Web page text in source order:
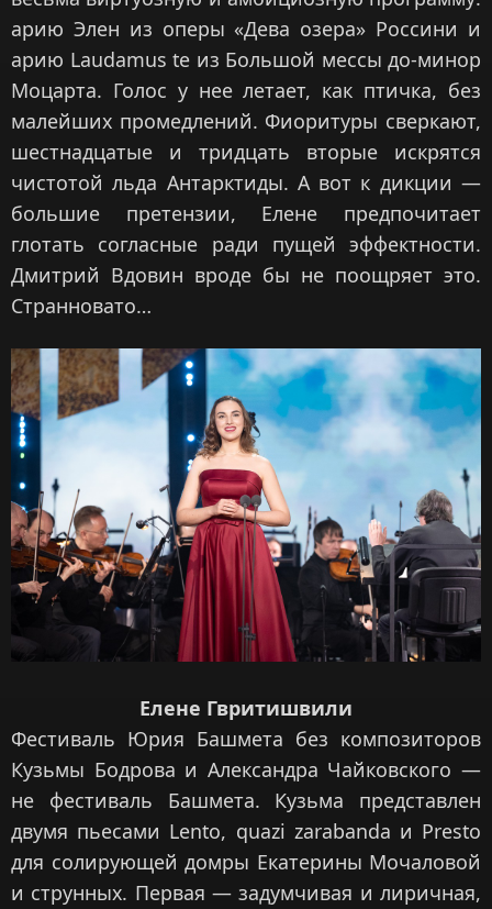
арию Элен из оперы «Дева озера» Россини и
арию Laudamus te из Большой мессы до-минор
Моцарта. Голос у нее летает, как птичка, без
малейших промедлений. Фиоритуры сверкают,
шестнадцатые и тридцать вторые искрятся
чистотой льда Антарктиды. А вот к дикции —
большие претензии, Елене предпочитает
глотать согласные ради пущей эффектности.
Дмитрий Вдовин вроде бы не поощряет это.
Странновато…
Елене Гвритишвили
Фестиваль Юрия Башмета без композиторов
Кузьмы Бодрова и Александра Чайковского —
не фестиваль Башмета. Кузьма представлен
двумя пьесами Lento, quazi zarabanda и Presto
для солирующей домры Екатерины Мочаловой
и струнных. Первая — задумчивая и лиричная,